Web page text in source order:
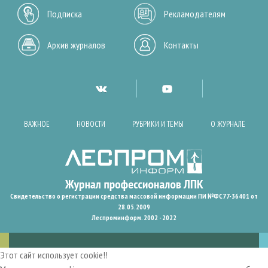
Подписка Рекламодателям
Архив журналов Контакты
ВАЖНОЕ НОВОСТИ РУБРИКИ И ТЕМЫ О ЖУРНАЛЕ
Свидетельство о регистрации средства массовой информации ПИ №ФС77-36401 от
28.05.2009
Леспроминформ. 2002 - 2022
Этот сайт использует cookie!!